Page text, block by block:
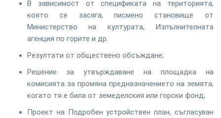
В зависимост от спецификата на територията,
която се засяга, писмено становище от
Министерство на културата, Изпълнителната
агенция по горите и др.
Резултати от обществено обсъждане;
Решение за утвърждаване на площадка на
комисията за промяна предназначението на земята,
когато тя е била от земеделския или горски фонд;
Проект на Подробен устройствен план, съгласуван